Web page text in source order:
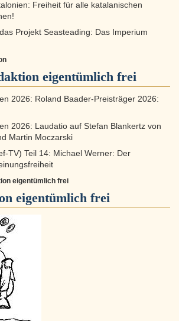
Freiheit für alle katalanischen
Projekt Seasteading: Das Imperium
eigentümlich frei
2026: Roland Baader-Preisträger 2026:
2026: Laudatio auf Stefan Blankertz von
Martin Moczarski
TV) Teil 14: Michael Werner: Der
eigentümlich frei
eigentümlich frei